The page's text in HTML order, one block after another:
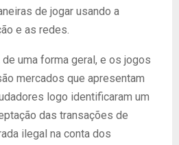
de jogar usando a
e as redes.
uma forma geral, e os jogos
mercados que apresentam
logo identificaram um
das transações de
ilegal na conta dos